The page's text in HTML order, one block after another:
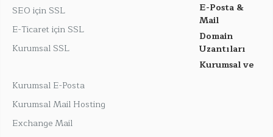
SEO için SSL
E-Ticaret için SSL
Kurumsal SSL
E-Posta &
Mail
Kurumsal E-Posta
Kurumsal Mail Hosting
Exchange Mail
Domain
Uzantıları
Kurumsal ve